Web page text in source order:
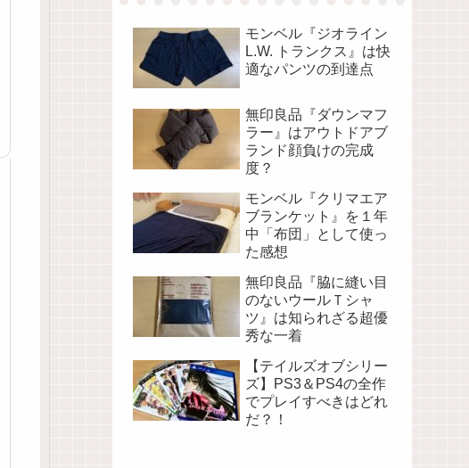
モンベル『ジオライン
L.W. トランクス』は快
適なパンツの到達点
無印良品『ダウンマフ
ラー』はアウトドアブ
ランド顔負けの完成
度？
モンベル『クリマエア
ブランケット』を１年
中「布団」として使っ
た感想
無印良品『脇に縫い目
のないウールＴシャ
ツ』は知られざる超優
秀な一着
【テイルズオブシリー
ズ】PS3＆PS4の全作
でプレイすべきはどれ
だ？！